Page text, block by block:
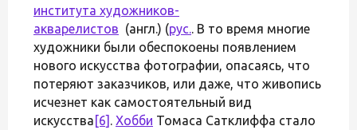
института художников-
акварелистов (англ.) (рус.. В то время многие
художники были обеспокоены появлением
нового искусства фотографии, опасаясь, что
потеряют заказчиков, или даже, что живопись
исчезнет как самостоятельный вид
искусства [6] . Хобби Томаса Сатклиффа стало